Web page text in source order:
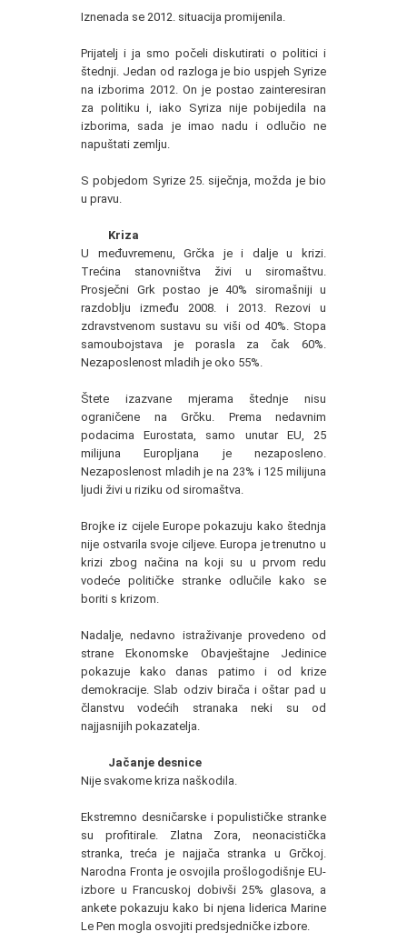
Iznenada se 2012. situacija promijenila.
Prijatelj i ja smo počeli diskutirati o politici i
štednji. Jedan od razloga je bio uspjeh Syrize
na izborima 2012. On je postao zainteresiran
za politiku i, iako Syriza nije pobijedila na
izborima, sada je imao nadu i odlučio ne
napuštati zemlju.
S pobjedom Syrize 25. siječnja, možda je bio
u pravu.
Kriza
U međuvremenu, Grčka je i dalje u krizi.
Trećina stanovništva živi u siromaštvu.
Prosječni Grk postao je 40% siromašniji u
razdoblju između 2008. i 2013. Rezovi u
zdravstvenom sustavu su viši od 40%. Stopa
samoubojstava je porasla za čak 60%.
Nezaposlenost mladih je oko 55%.
Štete izazvane mjerama štednje nisu
ograničene na Grčku. Prema nedavnim
podacima Eurostata, samo unutar EU, 25
milijuna Europljana je nezaposleno.
Nezaposlenost mladih je na 23% i 125 milijuna
ljudi živi u riziku od siromaštva.
Brojke iz cijele Europe pokazuju kako štednja
nije ostvarila svoje ciljeve. Europa je trenutno u
krizi zbog načina na koji su u prvom redu
vodeće političke stranke odlučile kako se
boriti s krizom.
Nadalje, nedavno istraživanje provedeno od
strane Ekonomske Obavještajne Jedinice
pokazuje kako danas patimo i od krize
demokracije. Slab odziv birača i oštar pad u
članstvu vodećih stranaka neki su od
najjasnijih pokazatelja.
Jačanje desnice
Nije svakome kriza naškodila.
Ekstremno desničarske i populističke stranke
su profitirale. Zlatna Zora, neonacistička
stranka, treća je najjača stranka u Grčkoj.
Narodna Fronta je osvojila prošlogodišnje EU-
izbore u Francuskoj dobivši 25% glasova, a
ankete pokazuju kako bi njena liderica Marine
Le Pen mogla osvojiti predsjedničke izbore.